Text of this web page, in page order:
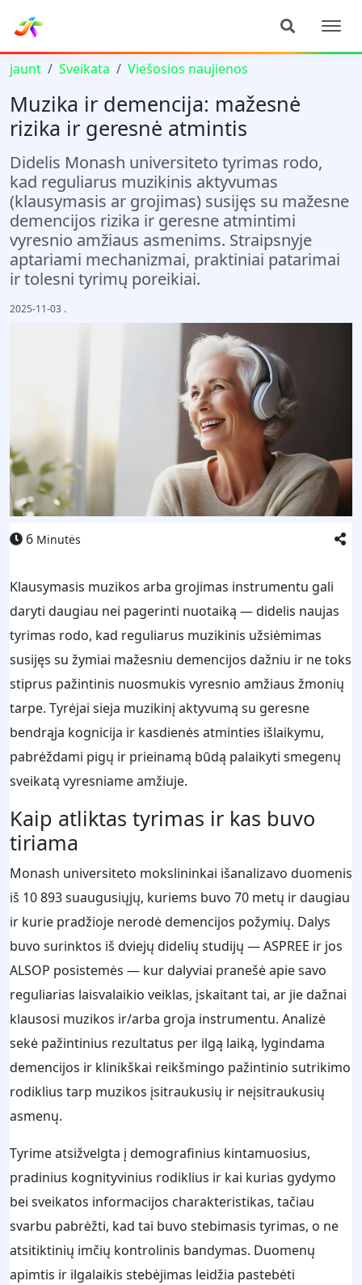
jaunt Sveikata Viešosios naujienos
Muzika ir demencija: mažesnė
rizika ir geresnė atmintis
Didelis Monash universiteto tyrimas rodo,
kad reguliarus muzikinis aktyvumas
(klausymasis ar grojimas) susijęs su mažesne
demencijos rizika ir geresne atmintimi
vyresnio amžiaus asmenims. Straipsnyje
aptariami mechanizmai, praktiniai patarimai
ir tolesni tyrimų poreikiai.
2025-11-03 .
6 Minutės
Klausymasis muzikos arba grojimas instrumentu gali
daryti daugiau nei pagerinti nuotaiką — didelis naujas
tyrimas rodo, kad reguliarus muzikinis užsiėmimas
susijęs su žymiai mažesniu demencijos dažniu ir ne toks
stiprus pažintinis nuosmukis vyresnio amžiaus žmonių
tarpe. Tyrėjai sieja muzikinį aktyvumą su geresne
bendrąja kognicija ir kasdienės atminties išlaikymu,
pabrėždami pigų ir prieinamą būdą palaikyti smegenų
sveikatą vyresniame amžiuje.
Kaip atliktas tyrimas ir kas buvo
tiriama
Monash universiteto mokslininkai išanalizavo duomenis
iš 10 893 suaugusiųjų, kuriems buvo 70 metų ir daugiau
ir kurie pradžioje nerodė demencijos požymių. Dalys
buvo surinktos iš dviejų didelių studijų — ASPREE ir jos
ALSOP posistemės — kur dalyviai pranešė apie savo
reguliarias laisvalaikio veiklas, įskaitant tai, ar jie dažnai
klausosi muzikos ir/arba groja instrumentu. Analizė
sekė pažintinius rezultatus per ilgą laiką, lygindama
demencijos ir klinikškai reikšmingo pažintinio sutrikimo
rodiklius tarp muzikos įsitraukusių ir neįsitraukusių
asmenų.
Tyrime atsižvelgta į demografinius kintamuosius,
pradinius kognityvinius rodiklius ir kai kurias gydymo
bei sveikatos informacijos charakteristikas, tačiau
svarbu pabrėžti, kad tai buvo stebimasis tyrimas, o ne
atsitiktinių imčių kontrolinis bandymas. Duomenų
apimtis ir ilgalaikis stebėjimas leidžia pastebėti